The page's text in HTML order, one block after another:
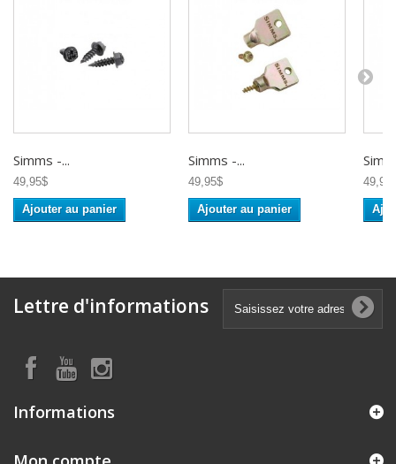
Simms -...
49,95$
Ajouter au panier
Simms -...
49,95$
Ajouter au panier
Lettre d'informations
Informations